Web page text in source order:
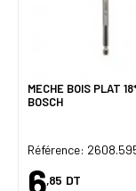
MECHE BOIS PLAT
BOSCH
Référence:
6,85 DT